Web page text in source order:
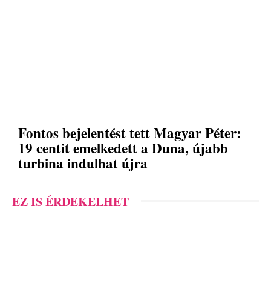
Fontos bejelentést tett Magyar Péter:
19 centit emelkedett a Duna, újabb
turbina indulhat újra
EZ IS ÉRDEKELHET